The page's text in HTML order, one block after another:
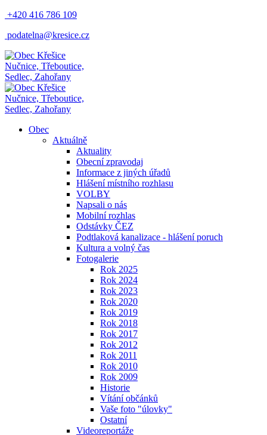
+420 416 786 109
podatelna@kresice.cz
Nučnice, Třeboutice,
Sedlec, Zahořany
Nučnice, Třeboutice,
Sedlec, Zahořany
Obec
Aktuálně
Aktuality
Obecní zpravodaj
Informace z jiných úřadů
Hlášení místního rozhlasu
VOLBY
Napsali o nás
Mobilní rozhlas
Odstávky ČEZ
Podtlaková kanalizace - hlášení poruch
Kultura a volný čas
Fotogalerie
Rok 2025
Rok 2024
Rok 2023
Rok 2020
Rok 2019
Rok 2018
Rok 2017
Rok 2012
Rok 2011
Rok 2010
Rok 2009
Historie
Vítání občánků
Vaše foto "úlovky"
Ostatní
Videoreportáže